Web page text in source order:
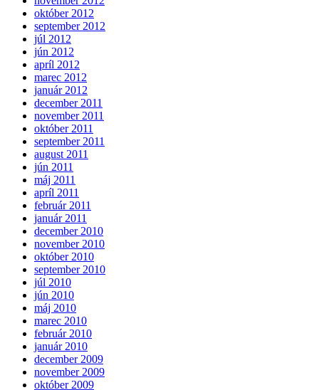
október 2012
september 2012
júl 2012
jún 2012
apríl 2012
marec 2012
január 2012
december 2011
november 2011
október 2011
september 2011
august 2011
jún 2011
máj 2011
apríl 2011
február 2011
január 2011
december 2010
november 2010
október 2010
september 2010
júl 2010
jún 2010
máj 2010
marec 2010
február 2010
január 2010
december 2009
november 2009
október 2009